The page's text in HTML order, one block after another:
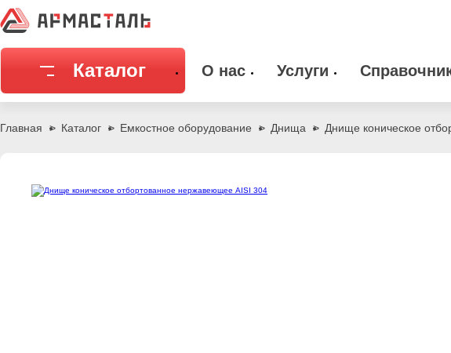
Каталог О нас Услуги
Главная Каталог Емкостное оборудование Днища Днище коническое